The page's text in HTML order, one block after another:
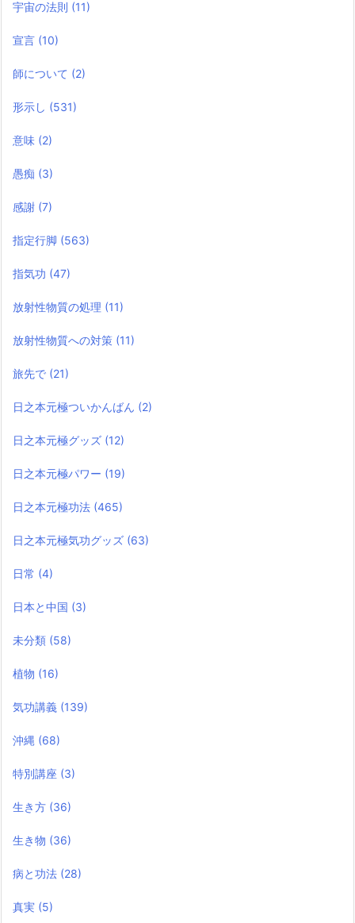
宇宙の法則 (11)
宣言 (10)
師について (2)
形示し (531)
意味 (2)
愚痴 (3)
感謝 (7)
指定行脚 (563)
指気功 (47)
放射性物質の処理 (11)
放射性物質への対策 (11)
旅先で (21)
日之本元極ついかんばん (2)
日之本元極グッズ (12)
日之本元極パワー (19)
日之本元極功法 (465)
日之本元極気功グッズ (63)
日常 (4)
日本と中国 (3)
未分類 (58)
植物 (16)
気功講義 (139)
沖縄 (68)
特別講座 (3)
生き方 (36)
生き物 (36)
病と功法 (28)
真実 (5)